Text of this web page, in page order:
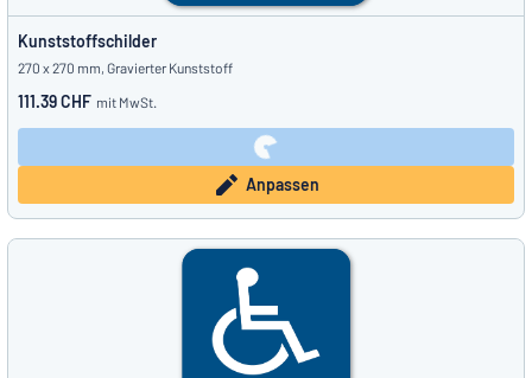
Kunststoffschilder
270 x 270 mm, Gravierter Kunststoff
111.39 CHF mit MwSt.
Anpassen